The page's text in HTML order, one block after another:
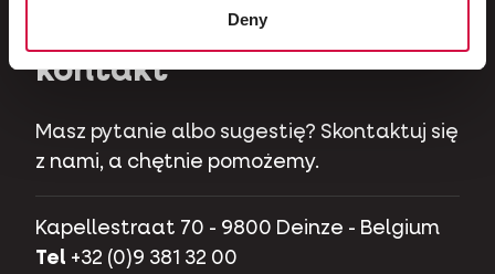
Deny
kontakt
Masz pytanie albo sugestię? Skontaktuj się
z nami, a chętnie pomożemy.
Kapellestraat 70 - 9800 Deinze - Belgium
Tel +32 (0)9 381 32 00